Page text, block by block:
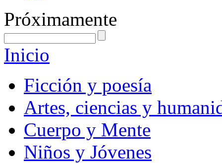
Próximamente
Inicio
Ficción y poesía
Artes, ciencias y
Cuerpo y Mente
Niños y Jóvenes